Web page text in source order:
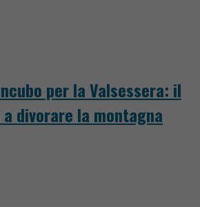
per la Valsessera: il
divorare la montagna